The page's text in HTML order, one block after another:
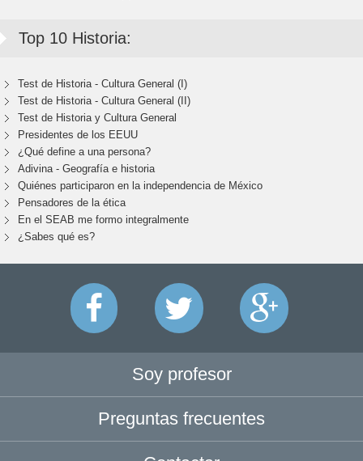
Top 10 Historia:
Test de Historia - Cultura General (I)
Test de Historia - Cultura General (II)
Test de Historia y Cultura General
Presidentes de los EEUU
¿Qué define a una persona?
Adivina - Geografía e historia
Quiénes participaron en la independencia de México
Pensadores de la ética
En el SEAB me formo integralmente
¿Sabes qué es?
Soy profesor
Preguntas frecuentes